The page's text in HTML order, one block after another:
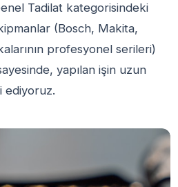
Tadilat kategorisindeki
(Bosch, Makita,
profesyonel serileri)
yapılan işin uzun
ediyoruz.